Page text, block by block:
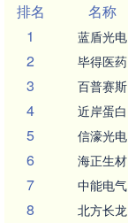
排名
名称
1
蓝盾光电
2 毕得医药
3 百普赛斯
4 近岸蛋白
5 信濠光电
6 海正生材
7 中能电气
8 北方长龙